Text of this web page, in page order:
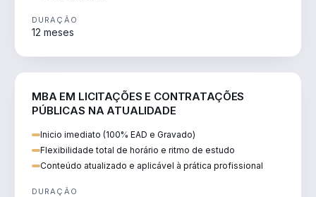
DURAÇÃO
12 meses
MBA EM LICITAÇÕES E CONTRATAÇÕES
PÚBLICAS NA ATUALIDADE
Inicio imediato (100% EAD e Gravado)
Flexibilidade total de horário e ritmo de estudo
Conteúdo atualizado e aplicável à prática profissional
DURAÇÃO